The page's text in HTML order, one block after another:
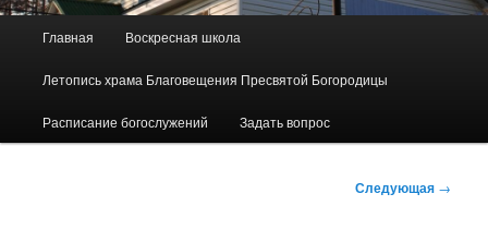
о
Главная Воскресная школа
Летопись храма Благовещения Пресвятой Богородицы
Расписание богослужений Задать вопрос
Следующая →